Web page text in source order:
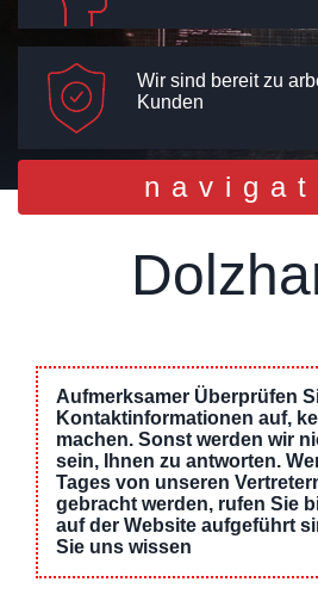
Wir sind bereit zu
Kunden
Toggle
Aufmerksamer Überprüfen
Kontaktinformationen auf,
machen. Sonst werden wir
sein, Ihnen zu antworten.
Tages von unseren
gebracht werden, rufen Sie
auf der Website aufgeführt
Sie uns wissen